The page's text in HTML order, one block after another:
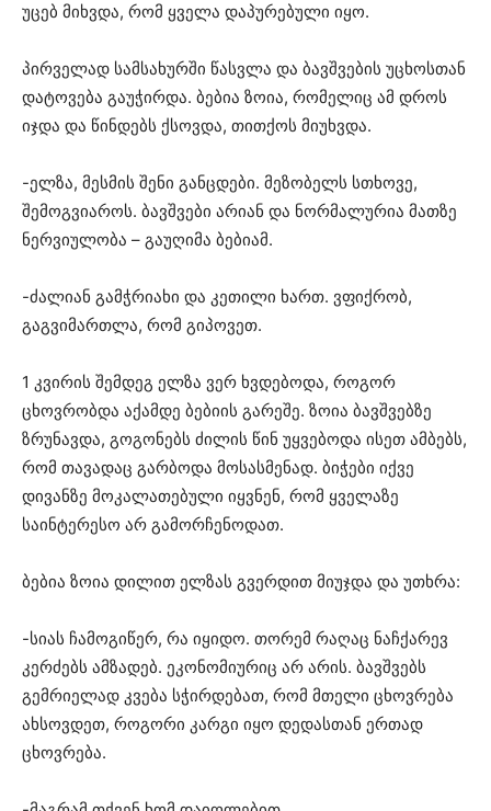
უცებ მიხვდა, რომ ყველა დაპურებული იყო.
პირველად სამსახურში წასვლა და ბავშვების უცხოსთან
დატოვება გაუჭირდა. ბებია ზოია, რომელიც ამ დროს
იჯდა და წინდებს ქსოვდა, თითქოს მიუხვდა.
-ელზა, მესმის შენი განცდები. მეზობელს სთხოვე,
შემოგვიაროს. ბავშვები არიან და ნორმალურია მათზე
ნერვიულობა – გაუღიმა ბებიამ.
-ძალიან გამჭრიახი და კეთილი ხართ. ვფიქრობ,
გაგვიმართლა, რომ გიპოვეთ.
1 კვირის შემდეგ ელზა ვერ ხვდებოდა, როგორ
ცხოვრობდა აქამდე ბებიის გარეშე. ზოია ბავშვებზე
ზრუნავდა, გოგონებს ძილის წინ უყვებოდა ისეთ ამბებს,
რომ თავადაც გარბოდა მოსასმენად. ბიჭები იქვე
დივანზე მოკალათებული იყვნენ, რომ ყველაზე
საინტერესო არ გამორჩენოდათ.
ბებია ზოია დილით ელზას გვერდით მიუჯდა და უთხრა:
-სიას ჩამოგიწერ, რა იყიდო. თორემ რაღაც ნაჩქარევ
კერძებს ამზადებ. ეკონომიურიც არ არის. ბავშვებს
გემრიელად კვება სჭირდებათ, რომ მთელი ცხოვრება
ახსოვდეთ, როგორი კარგი იყო დედასთან ერთად
ცხოვრება.